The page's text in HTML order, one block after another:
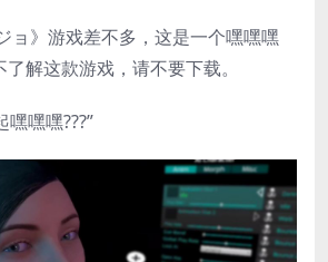
ョ》游戏差不多，这是一个嘿嘿嘿
解这款游戏，请不要下载。
嘿嘿???”